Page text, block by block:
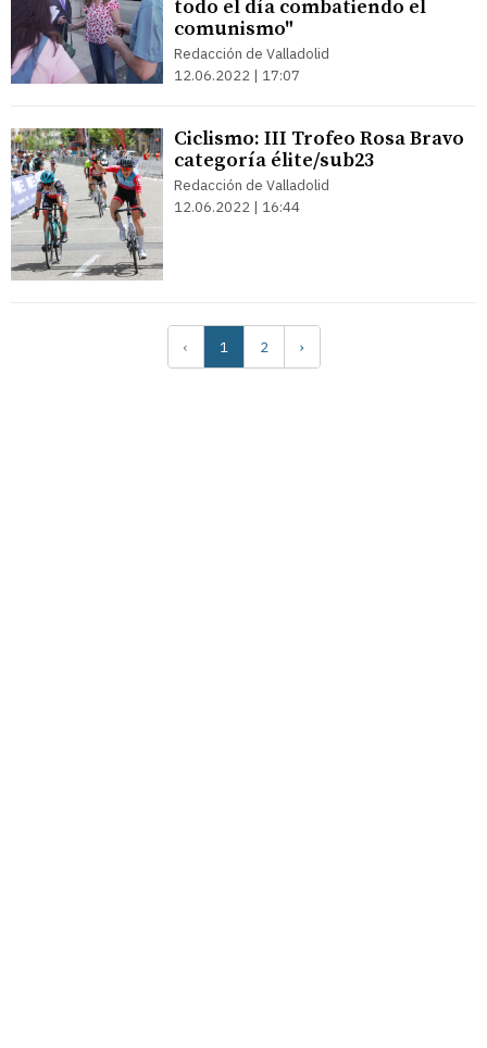
todo el día combatiendo el
comunismo"
Redacción de Valladolid
12.06.2022 | 17:07
Ciclismo: III Trofeo Rosa Bravo
categoría élite/sub23
Redacción de Valladolid
12.06.2022 | 16:44
‹ 1 2 ›